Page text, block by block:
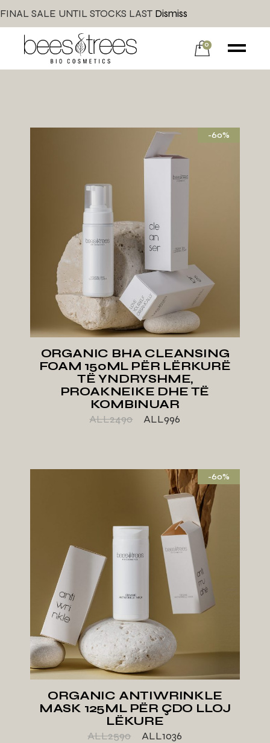
FINAL SALE UNTIL STOCKS LAST Dismiss
0
-60%
ORGANIC BHA CLEANSING
FOAM 150ML PËR LËRKURË
TË YNDRYSHME,
PROAKNEIKE DHE TË
KOMBINUAR
ALL2490 ALL996
-60%
ORGANIC ANTIWRINKLE
MASK 125ML PËR ÇDO LLOJ
LËKURE
ALL2590 ALL1036